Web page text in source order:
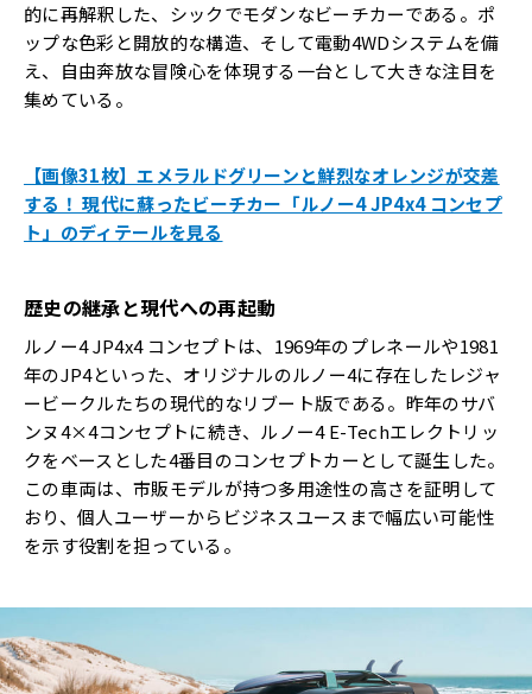
的に再解釈した、シックでモダンなビーチカーである。ポ
ップな色彩と開放的な構造、そして電動4WDシステムを備
え、自由奔放な冒険心を体現する一台として大きな注目を
集めている。
【画像31枚】エメラルドグリーンと鮮烈なオレンジが交差
する！ 現代に蘇ったビーチカー「ルノー4 JP4x4 コンセプ
ト」のディテールを見る
歴史の継承と現代への再起動
ルノー4 JP4x4 コンセプトは、1969年のプレネールや1981
年のJP4といった、オリジナルのルノー4に存在したレジャ
ービークルたちの現代的なリブート版である。昨年のサバ
ンヌ4×4コンセプトに続き、ルノー4 E-Techエレクトリッ
クをベースとした4番目のコンセプトカーとして誕生した。
この車両は、市販モデルが持つ多用途性の高さを証明して
おり、個人ユーザーからビジネスユースまで幅広い可能性
を示す役割を担っている。